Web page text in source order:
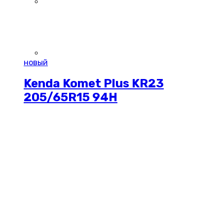
новый
Kenda Komet Plus KR23
205/65R15 94H